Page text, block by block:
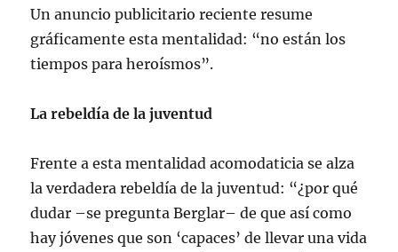
Un anuncio publicitario reciente resume
gráficamente esta mentalidad: “no están los
tiempos para heroísmos”.
La rebeldía de la juventud
Frente a esta mentalidad acomodaticia se alza
la verdadera rebeldía de la juventud: “¿por qué
dudar –se pregunta Berglar– de que así como
hay jóvenes que son ‘capaces’ de llevar una vida